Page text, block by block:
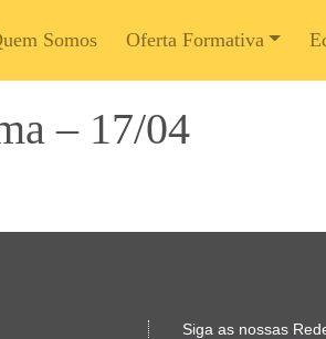
Somos Oferta Formativa
– 17/04
Siga as nossas